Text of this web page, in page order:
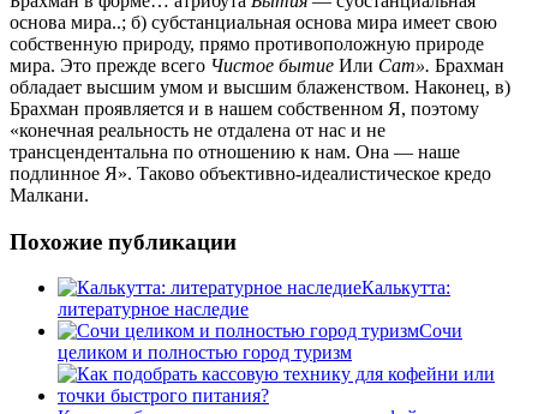
основа мира..; б) субстанциальная основа мира имеет свою
собственную природу, прямо противоположную природе
мира. Это прежде всего Чистое бытие Или Сат». Брахман
обладает высшим умом и высшим блаженством. Наконец, в)
Брахман проявляется и в нашем собственном Я, поэтому
«конечная реальность не отдалена от нас и не
трансцендентальна по отношению к нам. Она — наше
подлинное Я». Таково объективно-идеалистическое кредо
Малкани.
Похожие публикации
Калькутта:
литературное наследие
Сочи
целиком и полностью город туризм